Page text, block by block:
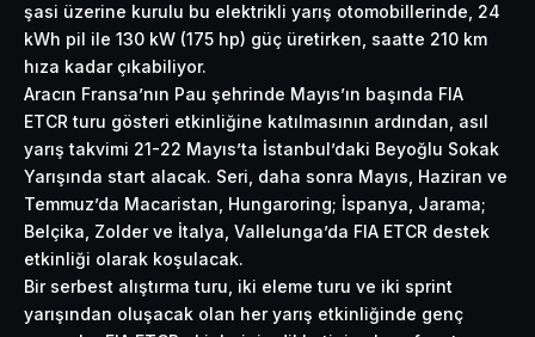
şasi üzerine kurulu bu elektrikli yarış otomobillerinde, 24
kWh pil ile 130 kW (175 hp) güç üretirken, saatte 210 km
hıza kadar çıkabiliyor.
Aracın Fransa’nın Pau şehrinde Mayıs’ın başında FIA
ETCR turu gösteri etkinliğine katılmasının ardından, asıl
yarış takvimi 21-22 Mayıs’ta İstanbul’daki Beyoğlu Sokak
Yarışında start alacak. Seri, daha sonra Mayıs, Haziran ve
Temmuz’da Macaristan, Hungaroring; İspanya, Jarama;
Belçika, Zolder ve İtalya, Vallelunga’da FIA ETCR destek
etkinliği olarak koşulacak.
Bir serbest alıştırma turu, iki eleme turu ve iki sprint
yarışından oluşacak olan her yarış etkinliğinde genç